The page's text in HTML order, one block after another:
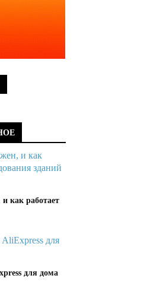
как работает
для дома